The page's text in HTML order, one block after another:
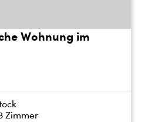
Wohnung im
Zimmer